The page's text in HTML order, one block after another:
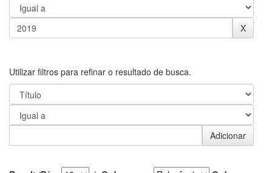
Utilizar filtros para refinar o resultado de busca.